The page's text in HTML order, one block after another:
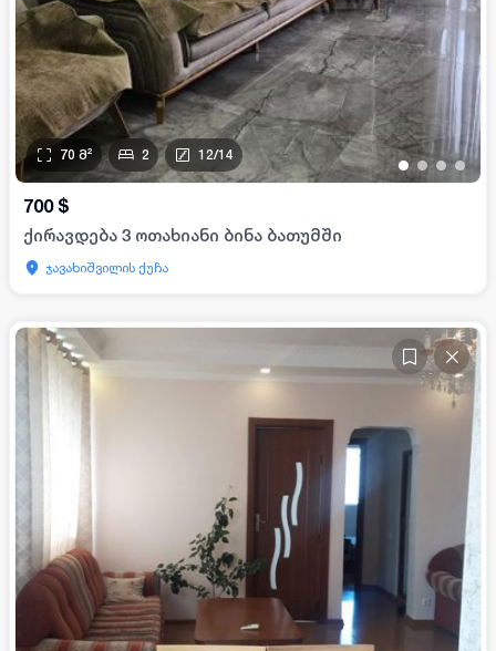
• •••
70 მ² 2 12/14
700 $
ქირავდება 3 ოთახიანი ბინა ბათუმში
ჯავახიშვილის ქუჩა